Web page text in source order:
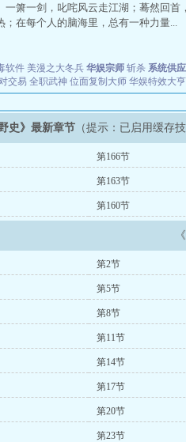
一箫一剑，叱咤风云走江湖；蓦然回
；在每个人的脑海里，总有一种力量...
软件 美漫之大冬兵 华娱宗师 斩杀 系统供
交易 全职武神 位面复制大师 华娱特效大亨
史》最新章节 （提示：已启用缓存
第166节
第163节
第160节
第2节
第5节
第8节
第11节
第14节
第17节
第20节
第23节